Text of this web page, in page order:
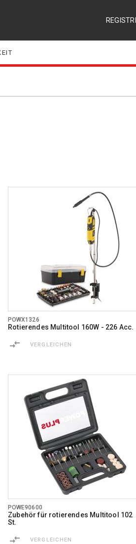
POWX1326
Rotierendes Multitool 160W - 226 Acc.
VERGLEICHEN
POWE90600
Zubehör für rotierendes Multitool 102
St.
VERGLEICHEN